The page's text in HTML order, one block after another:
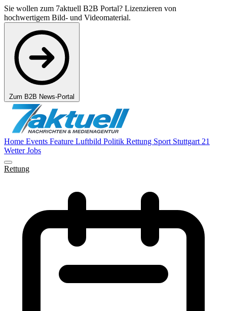
Sie wollen zum 7aktuell B2B Portal? Lizenzieren von
hochwertigem Bild- und Videomaterial.
Zum B2B News-Portal
Home Events Feature Luftbild Politik Rettung Sport Stuttgart 21
WetterJobs
Rettung